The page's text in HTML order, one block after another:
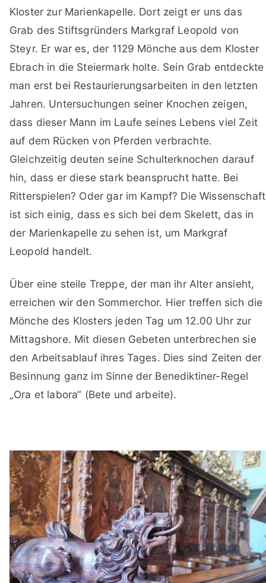
Kloster zur Marienkapelle. Dort zeigt er uns das
Grab des Stiftsgründers Markgraf Leopold von
Steyr. Er war es, der 1129 Mönche aus dem Kloster
Ebrach in die Steiermark holte. Sein Grab entdeckte
man erst bei Restaurierungsarbeiten in den letzten
Jahren. Untersuchungen seiner Knochen zeigen,
dass dieser Mann im Laufe seines Lebens viel Zeit
auf dem Rücken von Pferden verbrachte.
Gleichzeitig deuten seine Schulterknochen darauf
hin, dass er diese stark beansprucht hatte. Bei
Ritterspielen? Oder gar im Kampf? Die Wissenschaft
ist sich einig, dass es sich bei dem Skelett, das in
der Marienkapelle zu sehen ist, um Markgraf
Leopold handelt.
Über eine steile Treppe, der man ihr Alter ansieht,
erreichen wir den Sommerchor. Hier treffen sich die
Mönche des Klosters jeden Tag um 12.00 Uhr zur
Mittagshore. Mit diesen Gebeten unterbrechen sie
den Arbeitsablauf ihres Tages. Dies sind Zeiten der
Besinnung ganz im Sinne der Benediktiner-Regel
„Ora et labora“ (Bete und arbeite).